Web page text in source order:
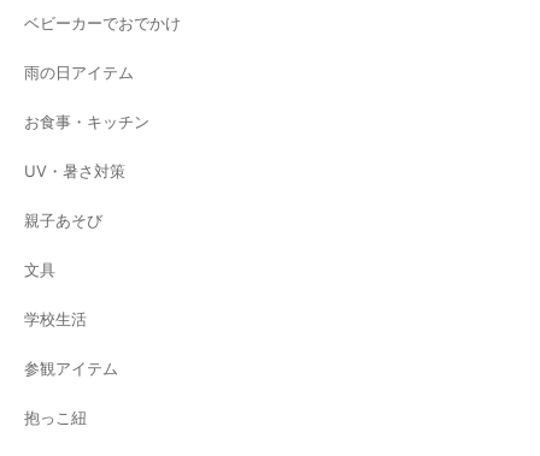
ベビーカーでおでかけ
雨の日アイテム
お食事・キッチン
UV・暑さ対策
親子あそび
文具
学校生活
参観アイテム
抱っこ紐